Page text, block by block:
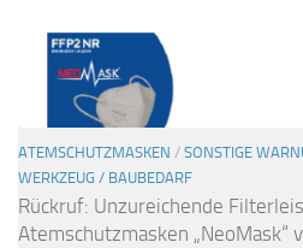
ATEMSCHUTZMASKEN / SONSTIGE
WERKZEUG / BAUBEDARF
Rückruf: Unzureichende
Atemschutzmasken „NeoMask“